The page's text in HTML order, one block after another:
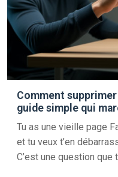
Comment
guide simple qui
Tu as une vieille page
et tu veux t’en
C’est une question que